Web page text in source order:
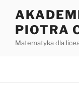
treściPIOTRA
Matematyka dla